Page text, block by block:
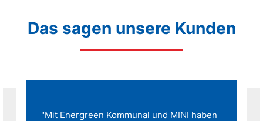
Das sagen unsere Kunden
"Mit Energreen Kommunal und MINI haben